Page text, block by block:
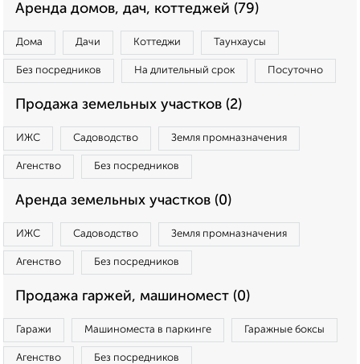
Аренда домов, дач, коттеджей (79)
Дома Дачи Коттеджи Таунхаусы
Без посредников На длительный срок Посуточно
Продажа земельных участков (2)
ИЖС Садоводство Земля промназначения
Агенство Без посредников
Аренда земельных участков (0)
ИЖС Садоводство Земля промназначения
Агенство Без посредников
Продажа гаржей, машиномест (0)
Гаражи Машиноместа в паркинге Гаражные боксы
Агенство Без посредников